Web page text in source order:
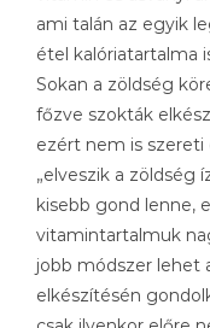
ami talán az egyik
étel kalóriatartalma
Sokan a zöldség
főzve szokták
ezért nem is
„elveszik a zöldség
kisebb gond lenne,
vitamintartalmuk
jobb módszer lehet
elkészítésén